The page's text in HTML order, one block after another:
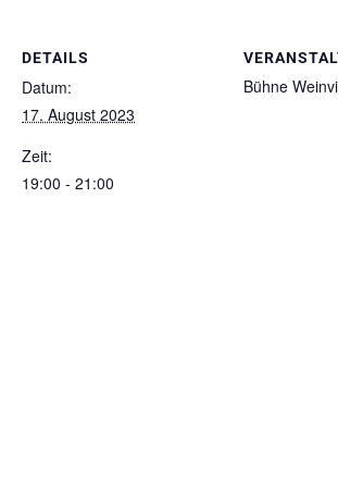
DETAILS
Datum:
17. August 2023
Zeit:
19:00 - 21:00
Bühne